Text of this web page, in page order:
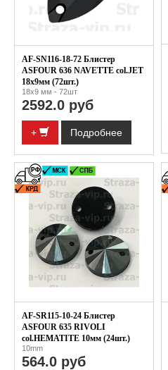
AF-SN116-18-72 Блистер
ASFOUR 636 NAVETTE col.JET
18х9мм (72шт.)
18x9 мм - 72шт
2592.0 руб
+ Подробнее
AF-SR115-10-24 Блистер
ASFOUR 635 RIVOLI
col.HEMATITE 10мм (24шт.)
10mm
564.0 руб